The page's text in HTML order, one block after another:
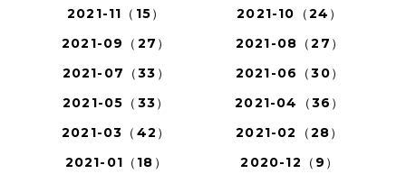
2021-11（15）
2021-10（24）
2021-09（27）
2021-08（27）
2021-07（33）
2021-06（30）
2021-05（33）
2021-04（36）
2021-03（42）
2021-02（28）
2021-01（18）
2020-12（9）